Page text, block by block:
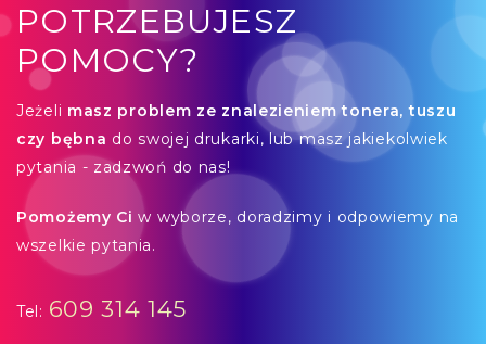
POTRZEBUJESZ
POMOCY?
Jeżeli masz problem ze znalezieniem tonera, tuszu
czy bębna do swojej drukarki, lub masz jakiekolwiek
pytania - zadzwoń do nas!
Pomożemy Ci w wyborze, doradzimy i odpowiemy na
wszelkie pytania.
Tel: 609 314 145